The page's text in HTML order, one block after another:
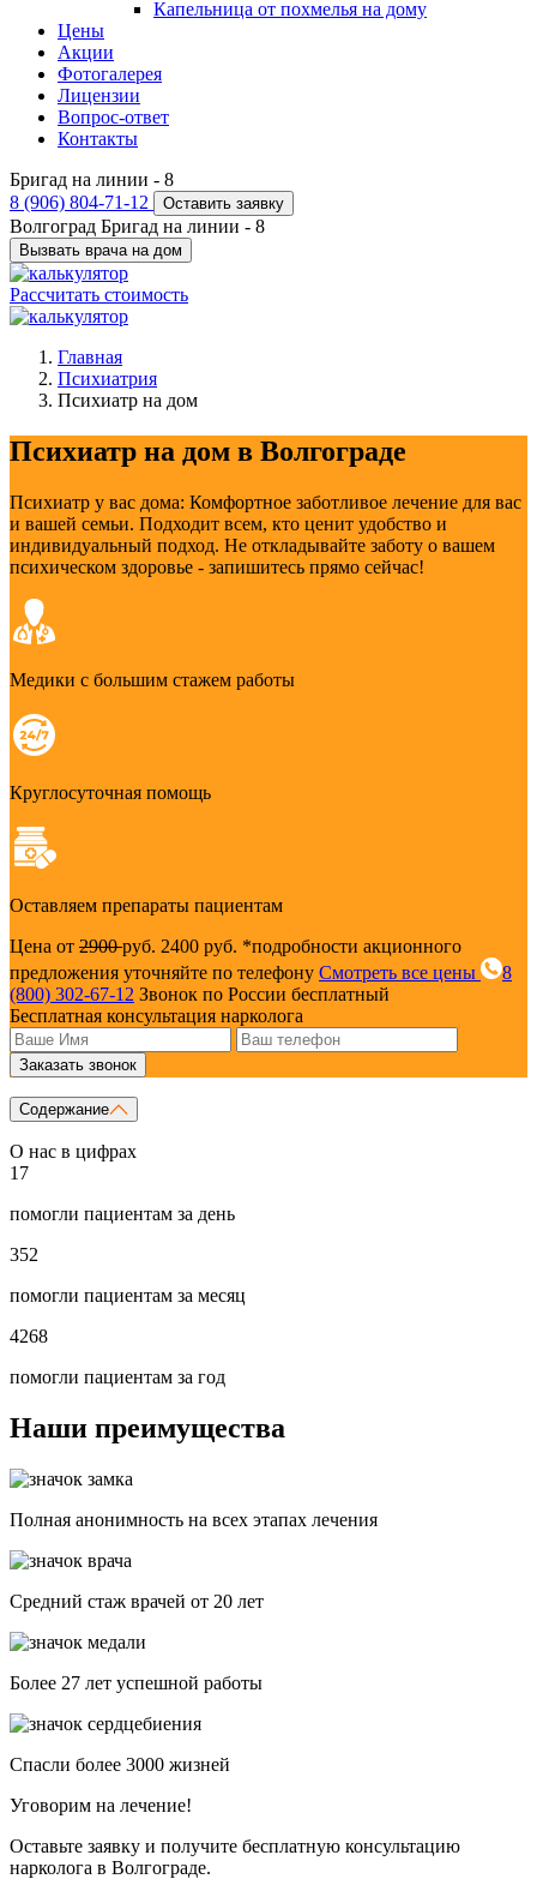
Капельница от похмелья на дому
Цены
Акции
Фотогалерея
Лицензии
Вопрос-ответ
Контакты
Бригад на линии - 8
8 (906) 804-71-12
Оставить заявку
Волгоград Бригад на линии - 8
Вызвать врача на дом
Рассчитать стоимость
Главная
Психиатрия
Психиатр на дом
Психиатр на дом в Волгограде
Психиатр у вас дома: Комфортное заботливое лечение для вас
и вашей семьи. Подходит всем, кто ценит удобство и
индивидуальный подход. Не откладывайте заботу о вашем
психическом здоровье - запишитесь прямо сейчас!
Медики с большим стажем работы
Круглосуточная помощь
Оставляем препараты пациентам
Цена от 2900руб. 2400 руб. *подробности акционного
предложения уточняйте по телефону Смотреть все цены
8
(800) 302-67-12 Звонок по России бесплатный
Бесплатная консультация нарколога
Заказать звонок
Содержание
О нас в цифрах
17
помогли пациентам за день
352
помогли пациентам за месяц
4268
помогли пациентам за год
Наши преимущества
Полная анонимность на всех этапах лечения
Средний стаж врачей от 20 лет
Более 27 лет успешной работы
Спасли более 3000 жизней
Уговорим на лечение!
Оставьте заявку и получите бесплатную консультацию
нарколога в Волгограде.